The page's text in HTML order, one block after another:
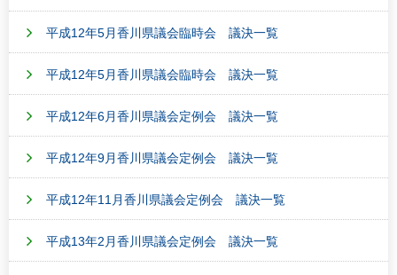
平成12年5月香川県議会臨時会 議決一覧
平成12年5月香川県議会臨時会 議決一覧
平成12年6月香川県議会定例会 議決一覧
平成12年9月香川県議会定例会 議決一覧
平成12年11月香川県議会定例会 議決一覧
平成13年2月香川県議会定例会 議決一覧